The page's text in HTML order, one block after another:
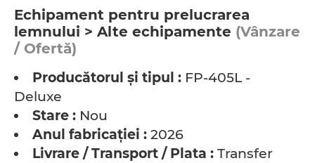
Echipament pentru prelucrarea
lemnului > Alte echipamente (Vânzare
/ Ofertă)
Producătorul şi tipul : FP-405L -
Deluxe
Stare : Nou
Anul fabricaţiei : 2026
Livrare / Transport / Plata : Transfer